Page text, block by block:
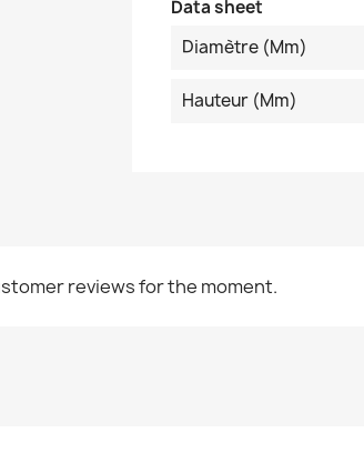
Data sheet
Diamètre (mm)
Hauteur (mm)
reviews for the moment.